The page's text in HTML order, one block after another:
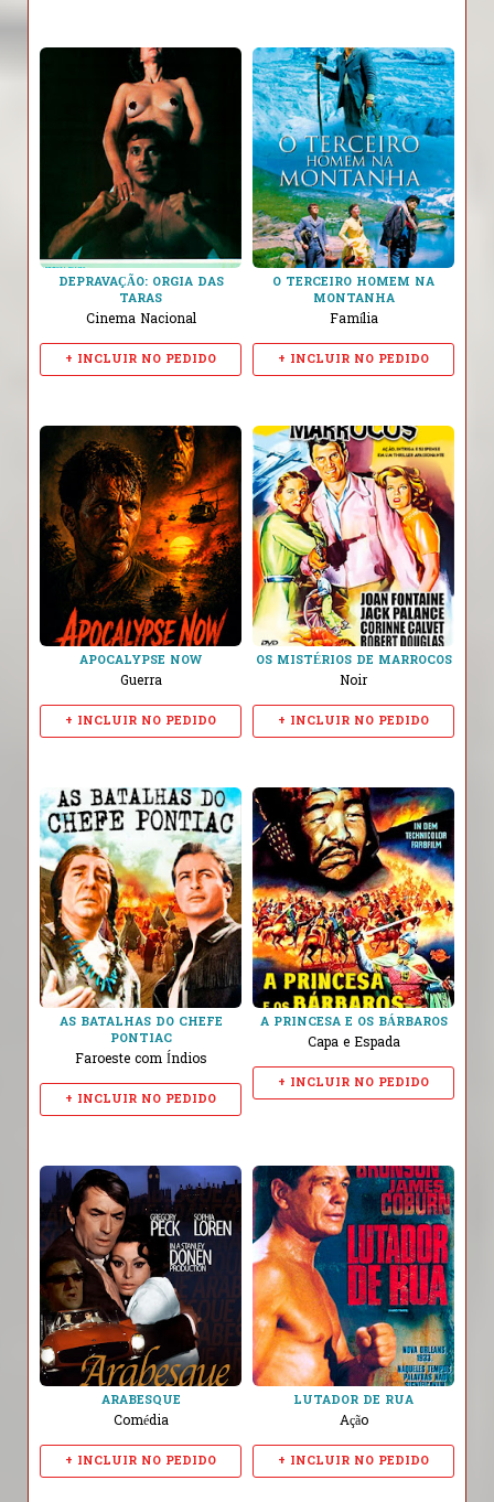
DEPRAVAÇÃO: ORGIA DAS
TARAS
Cinema Nacional
+ INCLUIR NO PEDIDO
O TERCEIRO HOMEM NA
MONTANHA
Família
+ INCLUIR NO PEDIDO
APOCALYPSE NOW
Guerra
+ INCLUIR NO PEDIDO
OS MISTÉRIOS DE MARROCOS
Noir
+ INCLUIR NO PEDIDO
AS BATALHAS DO CHEFE
PONTIAC
Faroeste com Índios
+ INCLUIR NO PEDIDO
A PRINCESA E OS BÁRBAROS
Capa e Espada
+ INCLUIR NO PEDIDO
ARABESQUE
Comédia
+ INCLUIR NO PEDIDO
LUTADOR DE RUA
Ação
+ INCLUIR NO PEDIDO